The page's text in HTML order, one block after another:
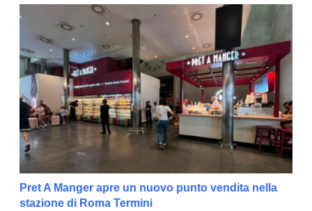
Pret A Manger apre un nuovo punto vendita nella
stazione di Roma Termini